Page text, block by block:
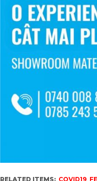
RELATED ITEMS: COVID19,